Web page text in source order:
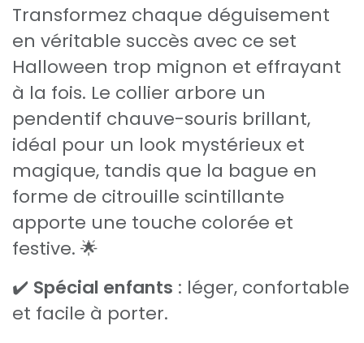
Transformez chaque déguisement
en véritable succès avec ce set
Halloween trop mignon et effrayant
à la fois. Le collier arbore un
pendentif chauve-souris brillant,
idéal pour un look mystérieux et
magique, tandis que la bague en
forme de citrouille scintillante
apporte une touche colorée et
festive. 🌟
✔️ Spécial enfants : léger, confortable
et facile à porter.